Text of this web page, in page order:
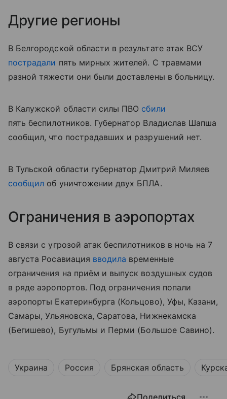
Другие регионы
В Белгородской области в результате атак ВСУ
пострадали пять мирных жителей. С травмами
разной тяжести они были доставлены в больницу.
В Калужской области силы ПВО сбили
пять беспилотников. Губернатор Владислав Шапша
сообщил, что пострадавших и разрушений нет.
В Тульской области губернатор Дмитрий Миляев
сообщил об уничтожении двух БПЛА.
Ограничения в аэропортах
В связи с угрозой атак беспилотников в ночь на 7
августа Росавиация вводила временные
ограничения на приём и выпуск воздушных судов
в ряде аэропортов. Под ограничения попали
аэропорты Екатеринбурга (Кольцово), Уфы, Казани,
Самары, Ульяновска, Саратова, Нижнекамска
(Бегишево), Бугульмы и Перми (Большое Савино).
Украина Россия Брянская область
Поделиться